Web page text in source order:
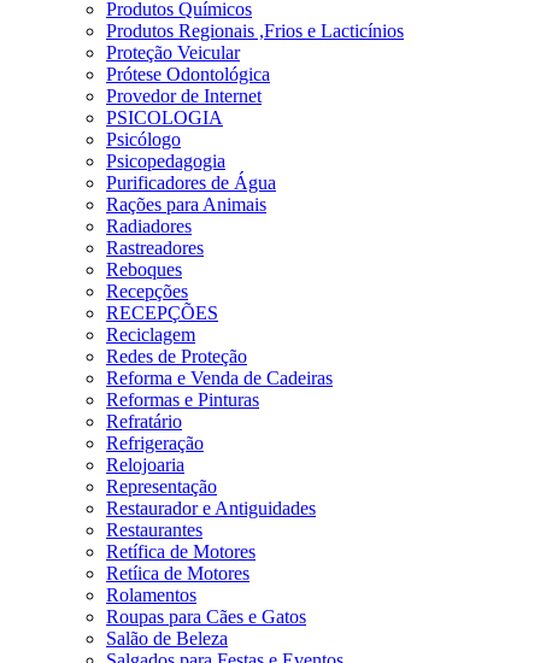
Produtos Químicos
Produtos Regionais ,Frios e Lacticínios
Proteção Veicular
Prótese Odontológica
Provedor de Internet
PSICOLOGIA
Psicólogo
Psicopedagogia
Purificadores de Água
Rações para Animais
Radiadores
Rastreadores
Reboques
Recepções
RECEPÇÕES
Reciclagem
Redes de Proteção
Reforma e Venda de Cadeiras
Reformas e Pinturas
Refratário
Refrigeração
Relojoaria
Representação
Restaurador e Antiguidades
Restaurantes
Retífica de Motores
Retíica de Motores
Rolamentos
Roupas para Cães e Gatos
Salão de Beleza